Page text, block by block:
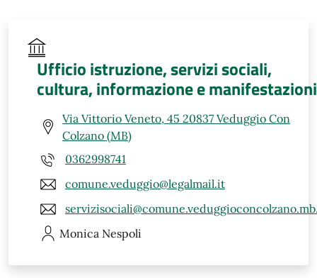
Ufficio istruzione, servizi sociali,
cultura, informazione e manifestazioni
Via Vittorio Veneto, 45 20837 Veduggio Con
Colzano (MB)
0362998741
comune.veduggio@legalmail.it
Monica Nespoli